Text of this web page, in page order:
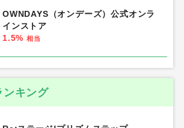
OWNDAYS（オンデーズ）公式オンラ
インストア
1.5% 相当
ンキング